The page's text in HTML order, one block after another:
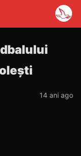
14 ani ago